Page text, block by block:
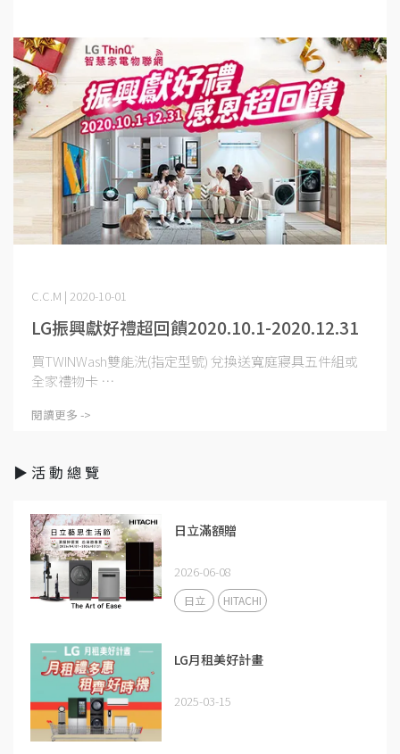
LG振興獻好禮超回饋2020.10.1-2020.12.31
C.C.M | 2020-10-01
買TWINWash雙能洗(指定型號) 兌換送寬庭寢具五件組或
全家禮物卡 ⋯
閱讀更多 ->
▶ 活 動 總 覽
日立滿額贈
2026-06-08
日立 HITACHI
LG月租美好計畫
2025-03-15